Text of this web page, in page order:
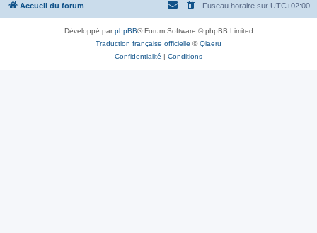
Accueil du forum Fuseau horaire sur UTC+02:00
Développé parphpBB® Forum Software © phpBB Limited
Traduction française officielle ©Qiaeru
Confidentialité | Conditions